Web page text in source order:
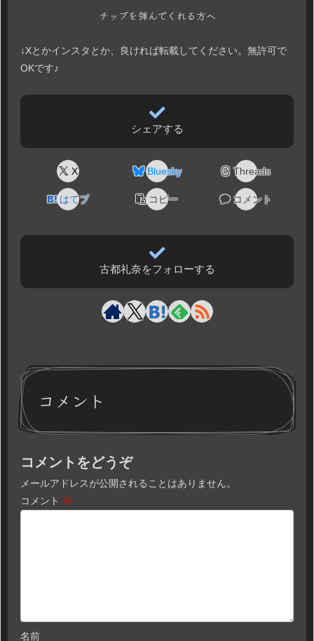
チップを弾んでくれる方へ
↓Xとかインスタとか、良ければ転載してください。無許可で
OKです♪
シェアする
X Bluesky Threads
はてブ コピー コメント
古都礼奈をフォローする
コメント
コメントをどうぞ
メールアドレスが公開されることはありません。
コメント ※
名前